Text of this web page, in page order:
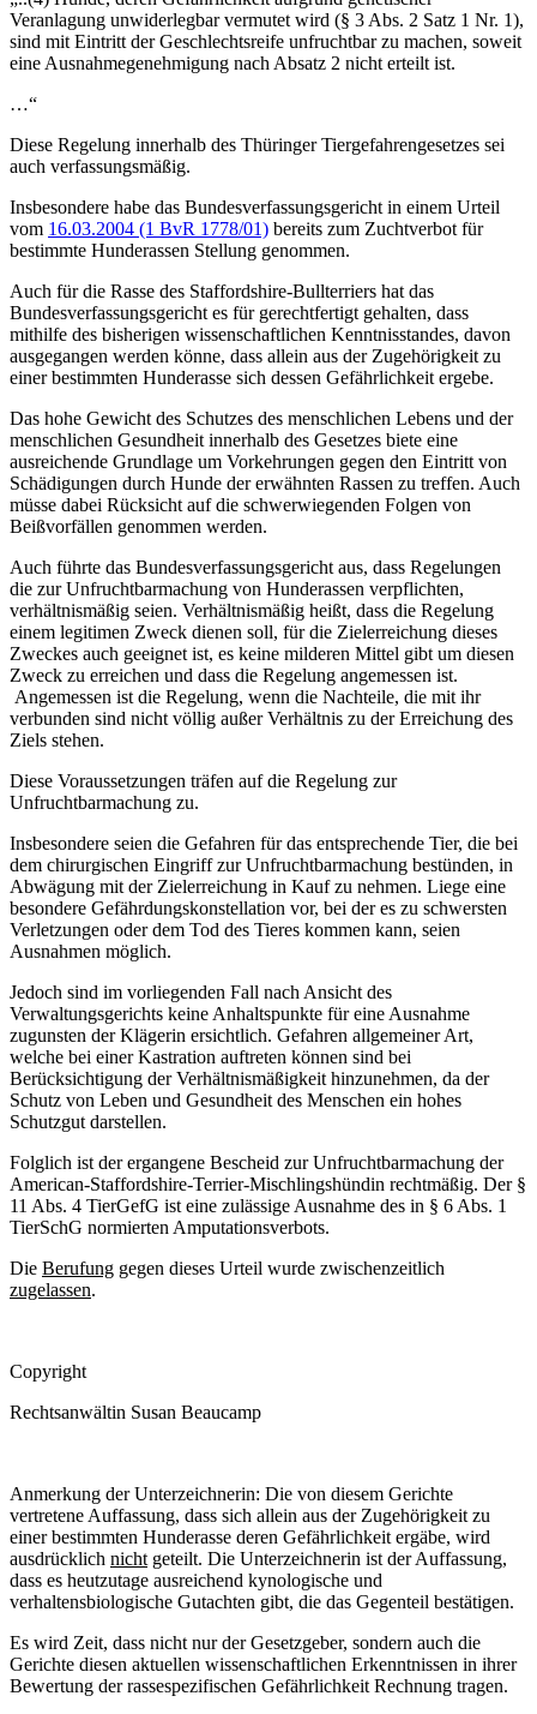
Veranlagung unwiderlegbar vermutet wird (§ 3 Abs. 2 Satz 1 Nr. 1),
sind mit Eintritt der Geschlechtsreife unfruchtbar zu machen, soweit
eine Ausnahmegenehmigung nach Absatz 2 nicht erteilt ist.
…“
Diese Regelung innerhalb des Thüringer Tiergefahrengesetzes sei
auch verfassungsmäßig.
Insbesondere habe das Bundesverfassungsgericht in einem Urteil
vom 16.03.2004 (1 BvR 1778/01) bereits zum Zuchtverbot für
bestimmte Hunderassen Stellung genommen.
Auch für die Rasse des Staffordshire-Bullterriers hat das
Bundesverfassungsgericht es für gerechtfertigt gehalten, dass
mithilfe des bisherigen wissenschaftlichen Kenntnisstandes, davon
ausgegangen werden könne, dass allein aus der Zugehörigkeit zu
einer bestimmten Hunderasse sich dessen Gefährlichkeit ergebe.
Das hohe Gewicht des Schutzes des menschlichen Lebens und der
menschlichen Gesundheit innerhalb des Gesetzes biete eine
ausreichende Grundlage um Vorkehrungen gegen den Eintritt von
Schädigungen durch Hunde der erwähnten Rassen zu treffen. Auch
müsse dabei Rücksicht auf die schwerwiegenden Folgen von
Beißvorfällen genommen werden.
Auch führte das Bundesverfassungsgericht aus, dass Regelungen
die zur Unfruchtbarmachung von Hunderassen verpflichten,
verhältnismäßig seien. Verhältnismäßig heißt, dass die Regelung
einem legitimen Zweck dienen soll, für die Zielerreichung dieses
Zweckes auch geeignet ist, es keine milderen Mittel gibt um diesen
Zweck zu erreichen und dass die Regelung angemessen ist.
Angemessen ist die Regelung, wenn die Nachteile, die mit ihr
verbunden sind nicht völlig außer Verhältnis zu der Erreichung des
Ziels stehen.
Diese Voraussetzungen träfen auf die Regelung zur
Unfruchtbarmachung zu.
Insbesondere seien die Gefahren für das entsprechende Tier, die bei
dem chirurgischen Eingriff zur Unfruchtbarmachung bestünden, in
Abwägung mit der Zielerreichung in Kauf zu nehmen. Liege eine
besondere Gefährdungskonstellation vor, bei der es zu schwersten
Verletzungen oder dem Tod des Tieres kommen kann, seien
Ausnahmen möglich.
Jedoch sind im vorliegenden Fall nach Ansicht des
Verwaltungsgerichts keine Anhaltspunkte für eine Ausnahme
zugunsten der Klägerin ersichtlich. Gefahren allgemeiner Art,
welche bei einer Kastration auftreten können sind bei
Berücksichtigung der Verhältnismäßigkeit hinzunehmen, da der
Schutz von Leben und Gesundheit des Menschen ein hohes
Schutzgut darstellen.
Folglich ist der ergangene Bescheid zur Unfruchtbarmachung der
American-Staffordshire-Terrier-Mischlingshündin rechtmäßig. Der §
11 Abs. 4 TierGefG ist eine zulässige Ausnahme des in § 6 Abs. 1
TierSchG normierten Amputationsverbots.
Die Berufung gegen dieses Urteil wurde zwischenzeitlich
zugelassen.
Copyright
Rechtsanwältin Susan Beaucamp
Anmerkung der Unterzeichnerin: Die von diesem Gerichte
vertretene Auffassung, dass sich allein aus der Zugehörigkeit zu
einer bestimmten Hunderasse deren Gefährlichkeit ergäbe, wird
ausdrücklich nicht geteilt. Die Unterzeichnerin ist der Auffassung,
dass es heutzutage ausreichend kynologische und
verhaltensbiologische Gutachten gibt, die das Gegenteil bestätigen.
Es wird Zeit, dass nicht nur der Gesetzgeber, sondern auch die
Gerichte diesen aktuellen wissenschaftlichen Erkenntnissen in ihrer
Bewertung der rassespezifischen Gefährlichkeit Rechnung tragen.